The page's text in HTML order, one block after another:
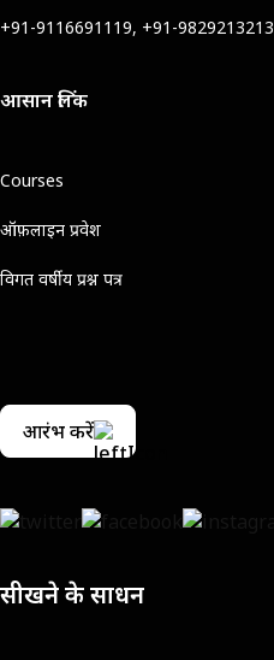
+91-9116691119, +91-9829213213
आसान लिंक
Courses
ऑफ़लाइन प्रवेश
विगत वर्षीय प्रश्न पत्र
आरंभ करें
सीखने के साधन